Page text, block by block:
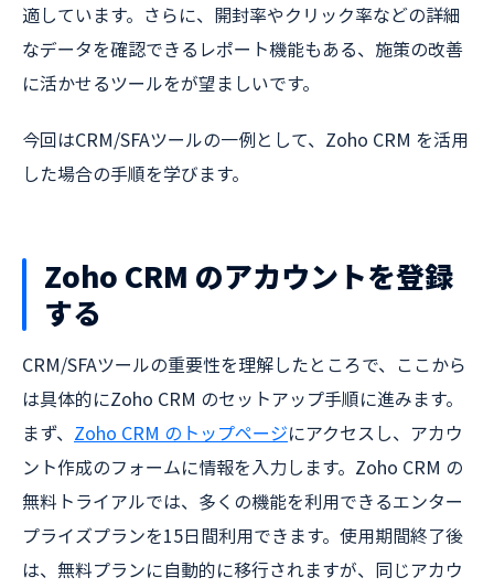
適しています。さらに、開封率やクリック率などの詳細
なデータを確認できるレポート機能もある、施策の改善
に活かせるツールをが望ましいです。
今回はCRM/SFAツールの一例として、Zoho CRM を活用
した場合の手順を学びます。
Zoho CRM のアカウントを登録
する
CRM/SFAツールの重要性を理解したところで、ここから
は具体的にZoho CRM のセットアップ手順に進みます。
まず、 Zoho CRM のトップページにアクセスし、アカウ
ント作成のフォームに情報を入力します。Zoho CRM の
無料トライアルでは、多くの機能を利用できるエンター
プライズプランを15日間利用できます。使用期間終了後
は、無料プランに自動的に移行されますが、同じアカウ